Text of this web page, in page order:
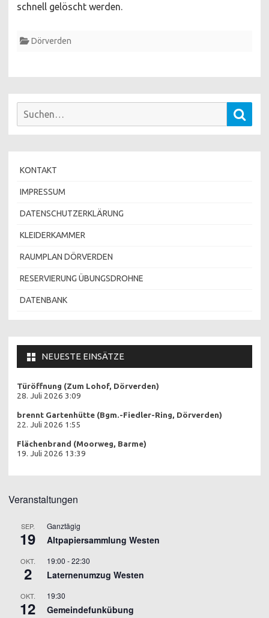
schnell gelöscht werden.
Dörverden
Suchen
KONTAKT
IMPRESSUM
DATENSCHUTZERKLÄRUNG
KLEIDERKAMMER
RAUMPLAN DÖRVERDEN
RESERVIERUNG ÜBUNGSDROHNE
DATENBANK
NEUESTE EINSÄTZE
Türöffnung (Zum Lohof, Dörverden)
28. Juli 2026 3:09
brennt Gartenhütte (Bgm.-Fiedler-Ring, Dörverden)
22. Juli 2026 1:55
Flächenbrand (Moorweg, Barme)
19. Juli 2026 13:39
Veranstaltungen
SEP.
19
Ganztägig
Altpapiersammlung Westen
OKT.
2
19:00 -22:30
Laternenumzug Westen
OKT.
12
19:30
Gemeindefunkübung